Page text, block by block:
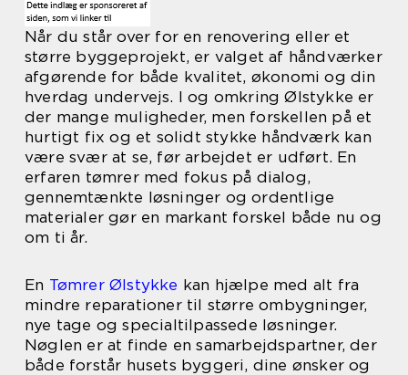
Når du står over for en renovering eller et
større byggeprojekt, er valget af håndværker
afgørende for både kvalitet, økonomi og din
hverdag undervejs. I og omkring Ølstykke er
der mange muligheder, men forskellen på et
hurtigt fix og et solidt stykke håndværk kan
være svær at se, før arbejdet er udført. En
erfaren tømrer med fokus på dialog,
gennemtænkte løsninger og ordentlige
materialer gør en markant forskel både nu og
om ti år.
En Tømrer Ølstykke kan hjælpe med alt fra
mindre reparationer til større ombygninger,
nye tage og specialtilpassede løsninger.
Nøglen er at finde en samarbejdspartner, der
både forstår husets byggeri, dine ønsker og